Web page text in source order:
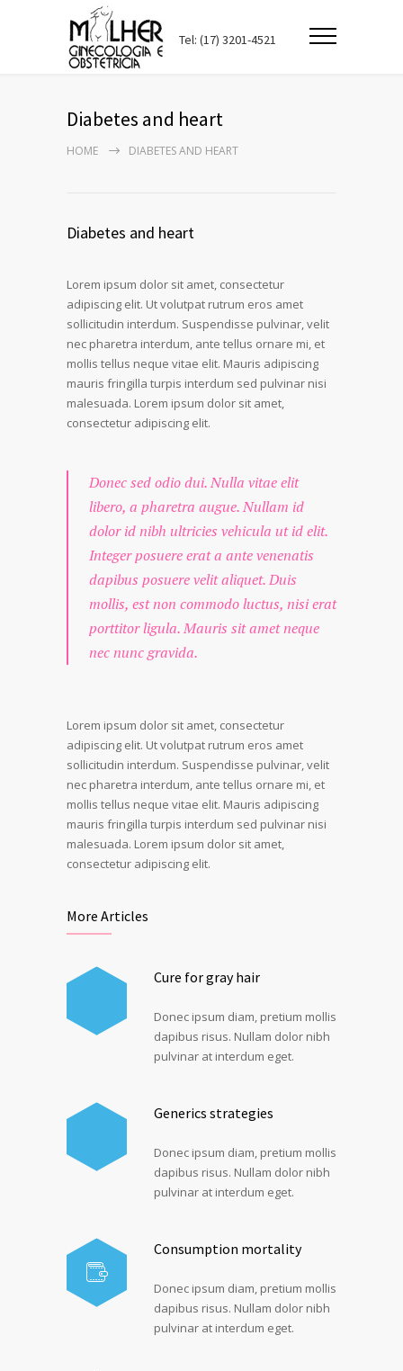
Tel: (17) 3201-4521
Diabetes and heart
HOME DIABETES AND HEART
Diabetes and heart
Lorem ipsum dolor sit amet, consectetur
adipiscing elit. Ut volutpat rutrum eros amet
sollicitudin interdum. Suspendisse pulvinar, velit
nec pharetra interdum, ante tellus ornare mi, et
mollis tellus neque vitae elit. Mauris adipiscing
mauris fringilla turpis interdum sed pulvinar nisi
malesuada. Lorem ipsum dolor sit amet,
consectetur adipiscing elit.
Donec sed odio dui. Nulla vitae elit
libero, a pharetra augue. Nullam id
dolor id nibh ultricies vehicula ut id elit.
Integer posuere erat a ante venenatis
dapibus posuere velit aliquet. Duis
mollis, est non commodo luctus, nisi erat
porttitor ligula. Mauris sit amet neque
nec nunc gravida.
Lorem ipsum dolor sit amet, consectetur
adipiscing elit. Ut volutpat rutrum eros amet
sollicitudin interdum. Suspendisse pulvinar, velit
nec pharetra interdum, ante tellus ornare mi, et
mollis tellus neque vitae elit. Mauris adipiscing
mauris fringilla turpis interdum sed pulvinar nisi
malesuada. Lorem ipsum dolor sit amet,
consectetur adipiscing elit.
More Articles
Cure for gray hair
Donec ipsum diam, pretium mollis
dapibus risus. Nullam dolor nibh
pulvinar at interdum eget.
Generics strategies
Donec ipsum diam, pretium mollis
dapibus risus. Nullam dolor nibh
pulvinar at interdum eget.
Consumption mortality
Donec ipsum diam, pretium mollis
dapibus risus. Nullam dolor nibh
pulvinar at interdum eget.